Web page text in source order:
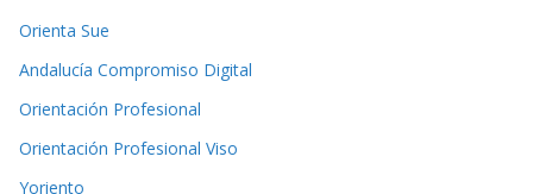
Orienta Sue
Andalucía Compromiso Digital
Orientación Profesional
Orientación Profesional Viso
Yoriento